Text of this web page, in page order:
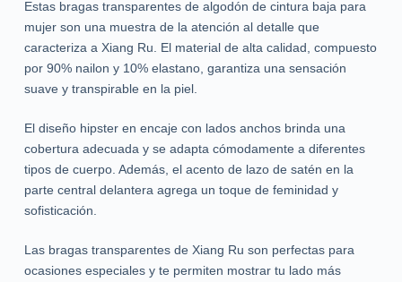
Estas bragas transparentes de algodón de cintura baja para
mujer son una muestra de la atención al detalle que
caracteriza a Xiang Ru. El material de alta calidad, compuesto
por 90% nailon y 10% elastano, garantiza una sensación
suave y transpirable en la piel.
El diseño hipster en encaje con lados anchos brinda una
cobertura adecuada y se adapta cómodamente a diferentes
tipos de cuerpo. Además, el acento de lazo de satén en la
parte central delantera agrega un toque de feminidad y
sofisticación.
Las bragas transparentes de Xiang Ru son perfectas para
ocasiones especiales y te permiten mostrar tu lado más